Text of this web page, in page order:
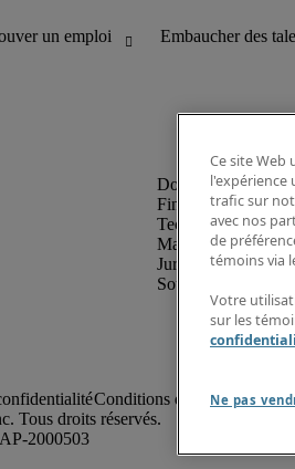
Finance et
Technologie
Marketing et
Juridique
Soutien
Conditions d’utilisation
Tous droits réservés.
Ce site Web
l'expérience
trafic sur
avec nos
de
témoins via
Votre
sur les
Ne pas